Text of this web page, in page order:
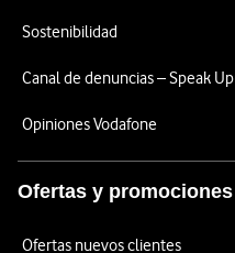
Sostenibilidad
Canal de denuncias – Speak Up
Opiniones Vodafone
Ofertas y promociones
Ofertas nuevos clientes